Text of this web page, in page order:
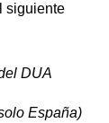
siguiente
DUA
España)